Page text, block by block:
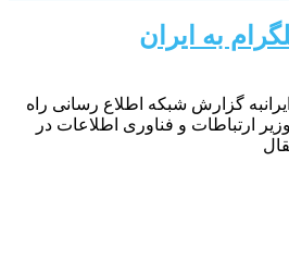
به ایران
گزارش شبکه اطلاع رسانی راه
ارتباطات و فناوری اطلاعات در